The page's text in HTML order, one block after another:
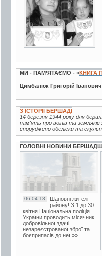
МИ - ПАМ’ЯТАЄМО - «КНИГА
Цимбалюк Григорій Іванович
З ІСТОРІЇ БЕРШАДІ
14 березня 1944 року для
пам'ять про воїнів та
споруджено обеліски та
ГОЛОВНІ НОВИНИ
06.04.18
Шановні жителі
району! З 1 до 30
квітня Національна поліція
України проводить місячник
добровільної здачі
незареєстрованої зброї та
боєприпасів до неї.»»